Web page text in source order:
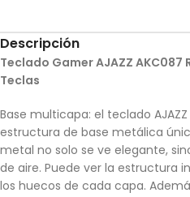
Descripción
Teclado Gamer AJAZZ AKC087
Teclas
Base multicapa: el teclado
estructura de base metálica
metal no solo se ve elegante,
de aire. Puede ver la estructura
los huecos de cada capa.